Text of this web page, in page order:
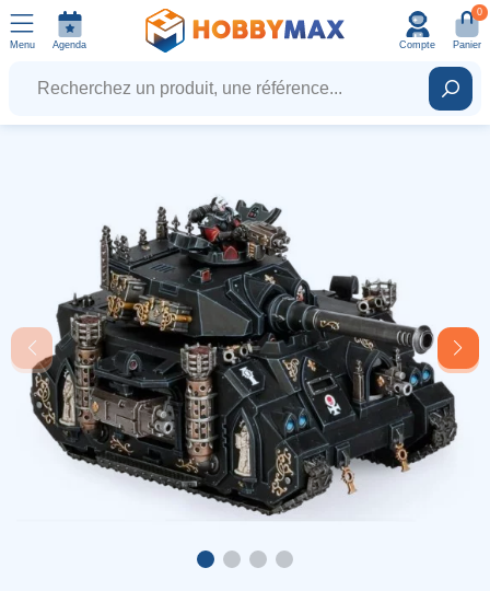
Menu Agenda Compte
0
Panier
Recherchez un produit, une référence...